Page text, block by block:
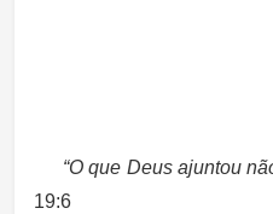
“O que Deus ajuntou
19:6